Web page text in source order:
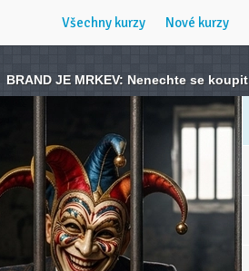
Všechny kurzy Nové kurzy
BRAND JE MRKEV: Nenechte se